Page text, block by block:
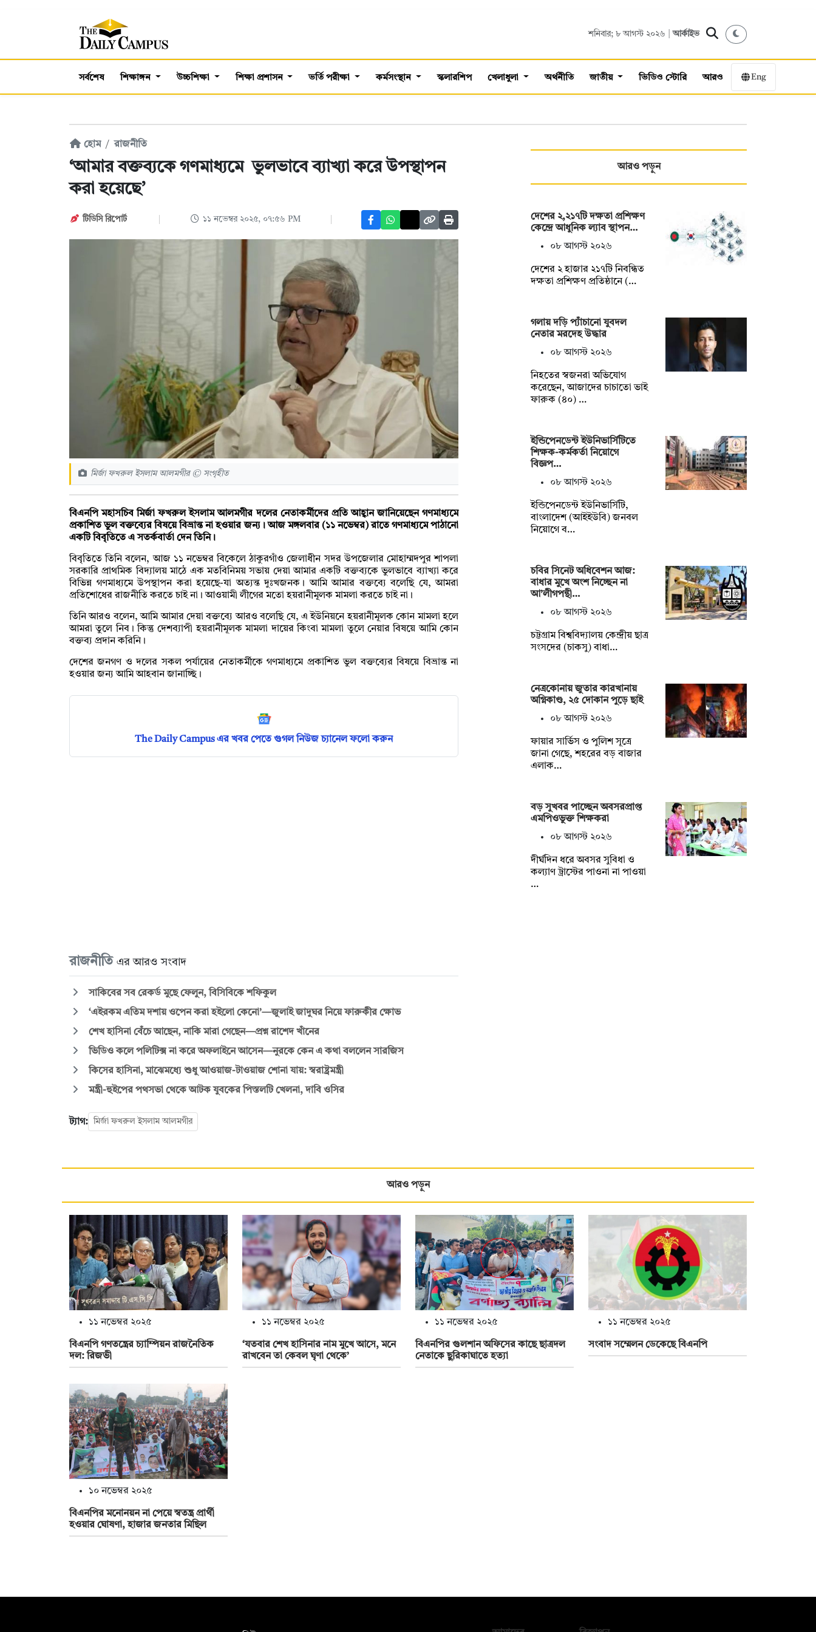
শনিবার; ৮ আগস্ট ২০২৬ |আর্কাইভ
সর্বশেষ শিক্ষাঙ্গন উচ্চশিক্ষা শিক্ষা প্রশাসন ভর্তি পরীক্ষা কর্মসংস্থান স্কলারশিপ খেলাধুলা অর্থনীতি জাতীয় ভিডিও স্টোরি আরও Eng
হোম রাজনীতি
‘আমার বক্তব্যকে গণমাধ্যমে ভুলভাবে ব্যাখ্যা করে উপস্থাপন
করা হয়েছে’
টিডিসি রিপোর্ট ১১ নভেম্বর ২০২৫, ০৭:৫৬ PM
মির্জা ফখরুল ইসলাম আলমগীর © সংগৃহীত
বিএনপি মহাসচিব মির্জা ফখরুল ইসলাম আলমগীর দলের নেতাকর্মীদের প্রতি আহ্বান জানিয়েছেন গণমাধ্যমে
প্রকাশিত ভুল বক্তব্যের বিষয়ে বিভ্রান্ত না হওয়ার জন্য। আজ মঙ্গলবার (১১ নভেম্বর) রাতে গণমাধ্যমে পাঠানো
একটি বিবৃতিতে এ সতর্কবার্তা দেন তিনি।
বিবৃতিতে তিনি বলেন, আজ ১১ নভেম্বর বিকেলে ঠাকুরগাঁও জেলাধীন সদর উপজেলার মোহাম্মদপুর শাপলা
সরকারি প্রাথমিক বিদ্যালয় মাঠে এক মতবিনিময় সভায় দেয়া আমার একটি বক্তব্যকে ভুলভাবে ব্যাখ্যা করে
বিভিন্ন গণমাধ্যমে উপস্থাপন করা হয়েছে-যা অত্যন্ত দুঃখজনক। আমি আমার বক্তব্যে বলেছি যে, আমরা
প্রতিশোধের রাজনীতি করতে চাই না। আওয়ামী লীগের মতো হয়রানীমূলক মামলা করতে চাই না।
তিনি আরও বলেন, আমি আমার দেয়া বক্তব্যে আরও বলেছি যে, এ ইউনিয়নে হয়রানীমূলক কোন মামলা হলে
আমরা তুলে নিব। কিন্তু দেশব্যাপী হয়রানীমূলক মামলা দায়ের কিংবা মামলা তুলে নেয়ার বিষয়ে আমি কোন
বক্তব্য প্রদান করিনি।
দেশের জনগণ ও দলের সকল পর্যায়ের নেতাকর্মীকে গণমাধ্যমে প্রকাশিত ভুল বক্তব্যের বিষয়ে বিভ্রান্ত না
হওয়ার জন্য আমি আহবান জানাচ্ছি।
The Daily Campus এর খবর পেতে গুগল নিউজ চ্যানেল ফলো করুন
রাজনীতি এর আরও সংবাদ
সাকিবের সব রেকর্ড মুছে ফেলুন, বিসিবিকে শফিকুল
‘এইরকম এতিম দশায় ওপেন করা হইলো কেনো’—জুলাই জাদুঘর নিয়ে ফারুকীর ক্ষোভ
শেখ হাসিনা বেঁচে আছেন, নাকি মারা গেছেন—প্রশ্ন রাশেদ খাঁনের
ভিডিও কলে পলিটিক্স না করে অফলাইনে আসেন—নুরকে কেন এ কথা বললেন সারজিস
কিসের হাসিনা, মাঝেমধ্যে শুধু আওয়াজ-টাওয়াজ শোনা যায়: স্বরাষ্ট্রমন্ত্রী
মন্ত্রী-হুইপের পথসভা থেকে আটক যুবকের পিস্তলটি খেলনা, দাবি ওসির
ট্যাগ: মির্জা ফখরুল ইসলাম আলমগীর
আরও পড়ুন
দেশের ২,২১৭টি দক্ষতা প্রশিক্ষণ
কেন্দ্রে আধুনিক ল্যাব স্থাপন…
০৮ আগস্ট ২০২৬
দেশের ২ হাজার ২১৭টি নিবন্ধিত
দক্ষতা প্রশিক্ষণ প্রতিষ্ঠানে (…
গলায় দড়ি প্যাঁচানো যুবদল
নেতার মরদেহ উদ্ধার
০৮ আগস্ট ২০২৬
নিহতের স্বজনরা অভিযোগ
করেছেন, আজাদের চাচাতো ভাই
ফারুক (৪০) …
ইন্ডিপেনডেন্ট ইউনিভার্সিটিতে
শিক্ষক-কর্মকর্তা নিয়োগে
বিজ্ঞপ…
০৮ আগস্ট ২০২৬
ইন্ডিপেনডেন্ট ইউনিভার্সিটি,
বাংলাদেশ (আইইউবি) জনবল
নিয়োগে ব…
চবির সিনেট অধিবেশন আজ:
বাধার মুখে অংশ নিচ্ছেন না
আ’লীগপন্থী…
০৮ আগস্ট ২০২৬
চট্টগ্রাম বিশ্ববিদ্যালয় কেন্দ্রীয় ছাত্র
সংসদের (চাকসু) বাধা…
নেত্রকোনায় জুতার কারখানায়
অগ্নিকাণ্ড, ২৫ দোকান পুড়ে ছাই
০৮ আগস্ট ২০২৬
ফায়ার সার্ভিস ও পুলিশ সূত্রে
জানা গেছে, শহরের বড় বাজার
এলাক…
বড় সুখবর পাচ্ছেন অবসরপ্রাপ্ত
এমপিওভুক্ত শিক্ষকরা
০৮ আগস্ট ২০২৬
দীর্ঘদিন ধরে অবসর সুবিধা ও
কল্যাণ ট্রাস্টের পাওনা না পাওয়া
…
আরও পড়ুন
১১ নভেম্বর ২০২৫
বিএনপি গণতন্ত্রের চ্যাম্পিয়ন রাজনৈতিক
দল: রিজভী
১১ নভেম্বর ২০২৫
‘যতবার শেখ হাসিনার নাম মুখে আসে, মনে
রাখবেন তা কেবল ঘৃণা থেকে’
১১ নভেম্বর ২০২৫
বিএনপির গুলশান অফিসের কাছে ছাত্রদল
নেতাকে ছুরিকাঘাতে হত্যা
১১ নভেম্বর ২০২৫
সংবাদ সম্মেলন ডেকেছে বিএনপি
১০ নভেম্বর ২০২৫
বিএনপির মনোনয়ন না পেয়ে স্বতন্ত্র প্রার্থী
হওয়ার ঘোষণা, হাজার জনতার মিছিল